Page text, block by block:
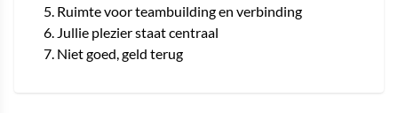
Ruimte voor teambuilding en verbinding
Jullie plezier staat centraal
Niet goed, geld terug